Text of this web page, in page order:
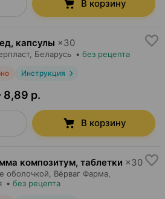
В корзину
капсулы ×30
, Беларусь • без рецепта
Инструкция
р.
В корзину
композитум, таблетки ×30
оболочкой, Вёрваг Фарма
• без рецепта